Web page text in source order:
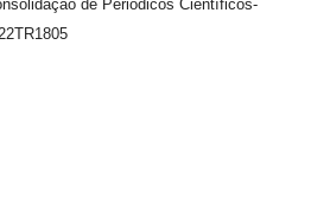
de Periódicos Científicos-